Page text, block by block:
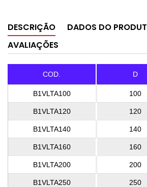
DESCRIÇÃO
DADOS DO
AVALIAÇÕES
COD. D
B1VLTA100 100
B1VLTA120 120
B1VLTA140 140
B1VLTA160 160
B1VLTA200 200
B1VLTA250 250